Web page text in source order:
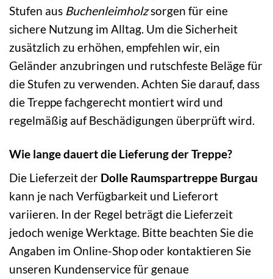
Stufen aus Buchenleimholzsorgen für eine
sichere Nutzung im Alltag. Um die Sicherheit
zusätzlich zu erhöhen, empfehlen wir, ein
Geländer anzubringen und rutschfeste Beläge für
die Stufen zu verwenden. Achten Sie darauf, dass
die Treppe fachgerecht montiert wird und
regelmäßig auf Beschädigungen überprüft wird.
Wie lange dauert die Lieferung der Treppe?
Die Lieferzeit der Dolle Raumspartreppe Burgau
kann je nach Verfügbarkeit und Lieferort
variieren. In der Regel beträgt die Lieferzeit
jedoch wenige Werktage. Bitte beachten Sie die
Angaben im Online-Shop oder kontaktieren Sie
unseren Kundenservice für genaue